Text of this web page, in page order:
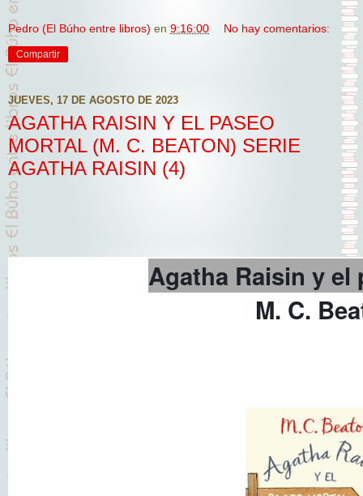
Pedro (El Búho entre libros) en 9:16:00 No hay comentarios:
Compartir
JUEVES, 17 DE AGOSTO DE 2023
AGATHA RAISIN Y EL PASEO
MORTAL (M. C. BEATON) SERIE
AGATHA RAISIN (4)
Agatha Raisin y el
M. C.